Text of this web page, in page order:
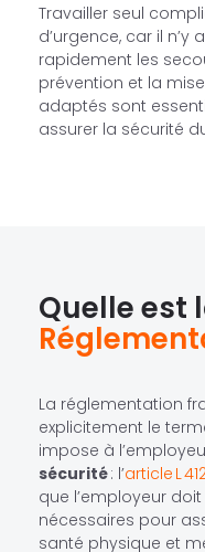
Travailler seul
d’urgence, car il
rapidement les
prévention et la
adaptés sont
assurer la sécurité
Quelle est
La réglementation
explicitement le
impose à
sécurité: l’article L
que l’employeur
nécessaires pour
santé physique et